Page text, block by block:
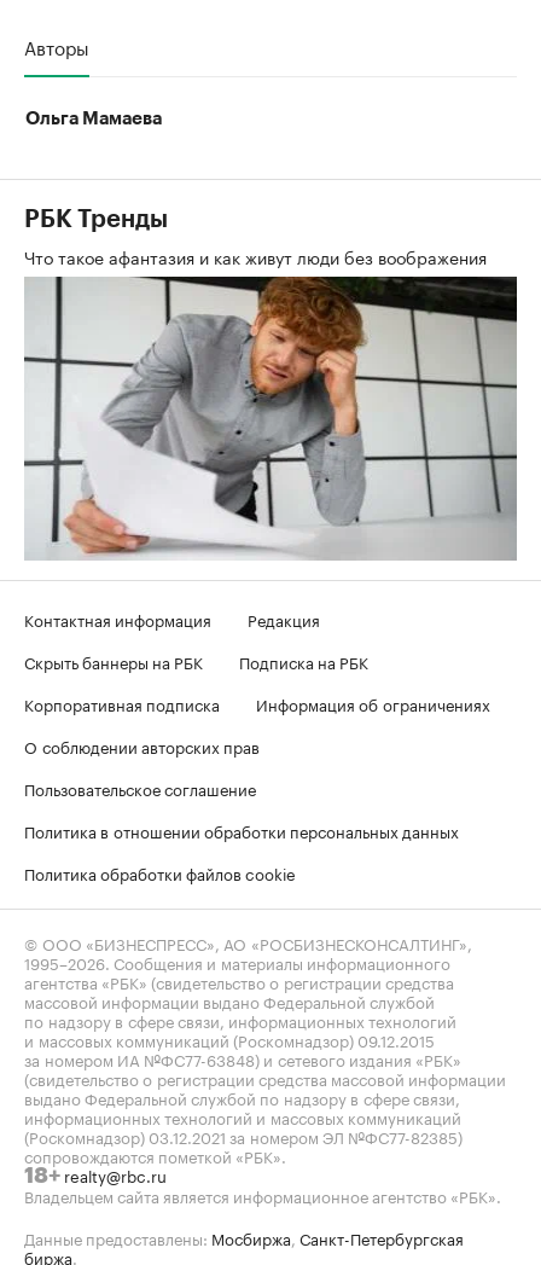
Авторы
Ольга Мамаева
РБК Тренды
Что такое афантазия и как живут люди без воображения
Контактная информация
Редакция
Скрыть баннеры на РБК
Подписка на РБК
Корпоративная подписка
Информация об ограничениях
О соблюдении авторских прав
Пользовательское соглашение
Политика в отношении обработки персональных данных
Политика обработки файлов cookie
© ООО «БИЗНЕСПРЕСС», АО «РОСБИЗНЕСКОНСАЛТИНГ»,
1995–2026 . Сообщения и материалы информационного
агентства «РБК» (свидетельство о регистрации средства
массовой информации выдано Федеральной службой
по надзору в сфере связи, информационных технологий
и массовых коммуникаций (Роскомнадзор) 09.12.2015
за номером ИА №ФС77-63848) и сетевого издания «РБК»
(свидетельство о регистрации средства массовой информации
выдано Федеральной службой по надзору в сфере связи,
информационных технологий и массовых коммуникаций
(Роскомнадзор) 03.12.2021 за номером ЭЛ №ФС77-82385)
сопровождаются пометкой «РБК».
18+ realty@rbc.ru
Владельцем сайта является информационное агентство «РБК».
Данные предоставлены: Мосбиржа Санкт-Петербургская
биржа